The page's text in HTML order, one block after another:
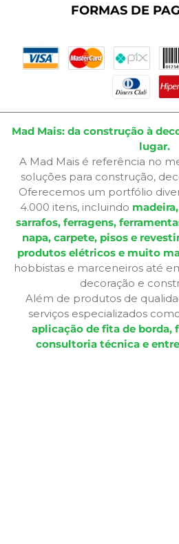
Plano de CorteFORMAS DE
Mad Mais: da construção à
lugar.
A Mad Mais é referência no
soluções para construção,
Oferecemos um portfólio
4.000 itens, incluindo
sarrafos, ferragens,
napa, carpete, pisos e
produtos elétricos e muito
hobbistas e marceneiros até
decoração e
Além de produtos de
serviços especializados
aplicação de fita de borda,
consultoria técnica e